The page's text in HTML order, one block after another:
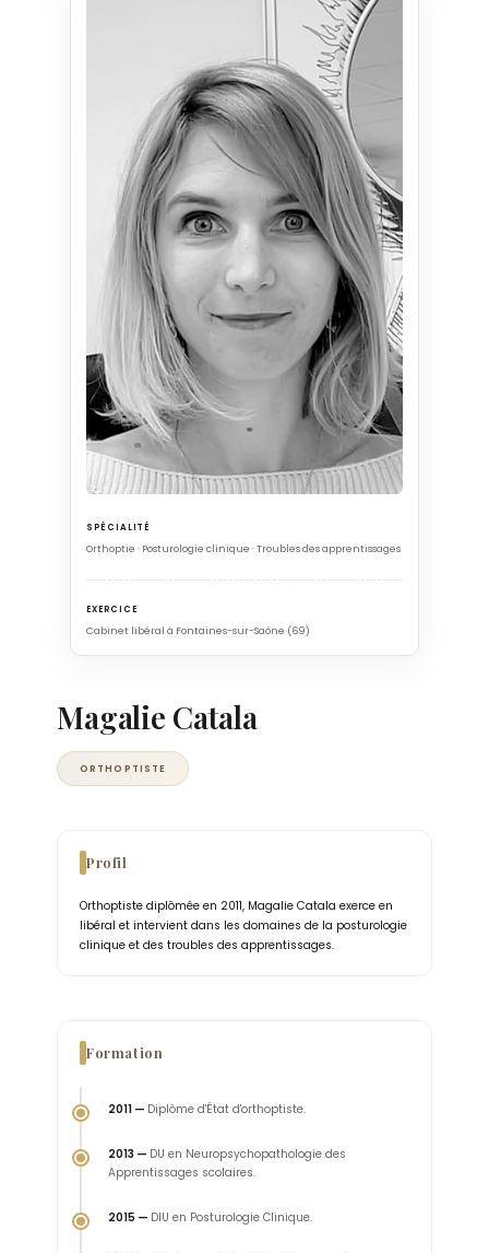
SPÉCIALITÉ
Orthoptie · Posturologie clinique · Troubles des apprentissages
EXERCICE
Cabinet libéral à Fontaines-sur-Saône (69)
Magalie Catala
ORTHOPTISTE
Profil
Orthoptiste diplômée en 2011, Magalie Catala exerce en
libéral et intervient dans les domaines de la posturologie
clinique et des troubles des apprentissages.
Formation
2011 — Diplôme d'État d'orthoptiste.
2013 — DU en Neuropsychopathologie des
Apprentissages scolaires.
2015 — DIU en Posturologie Clinique.